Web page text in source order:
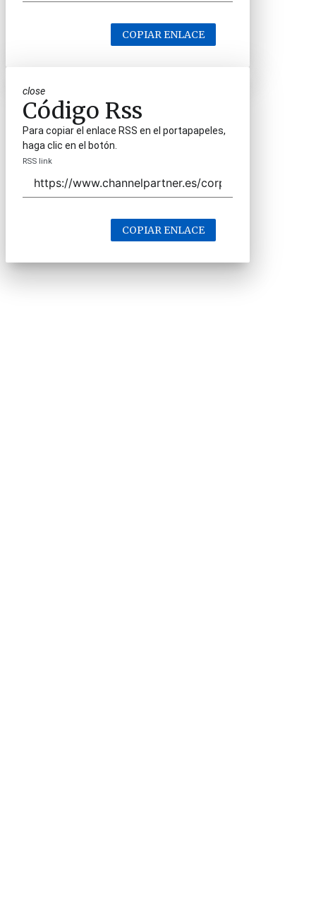
COPIAR ENLACE
close
Código Rss
Para copiar el enlace RSS en el portapapeles,
haga clic en el botón.
RSS link
COPIAR ENLACE